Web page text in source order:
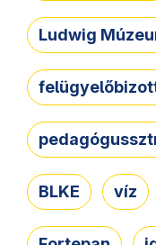
Ludwig
BLKE víz